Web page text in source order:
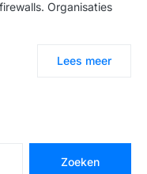
Organisaties
Lees meer
Zoeken